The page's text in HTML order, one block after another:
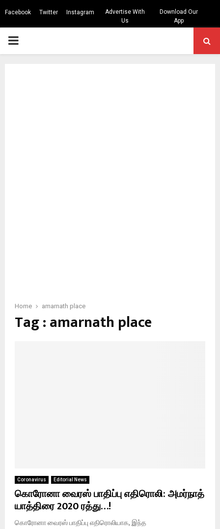
Facebook Twitter Instagram
Advertise With
Us
Download Our
App
PRIMARY
Home amarnath place
Tag : amarnath place
Coronavirus Editorial News
கொரோனா வைரஸ் பாதிப்பு எதிரொலி: அமர்நாத்
யாத்திரை 2020 ரத்து…!
கொரோனா வைரஸ் பாதிப்பு எதிரொலியாக, இந்த